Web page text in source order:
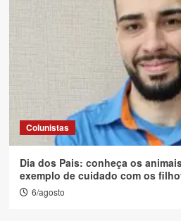
Colunistas
Dia dos Pais: conheça os
exemplo de cuidado com os
6/agosto